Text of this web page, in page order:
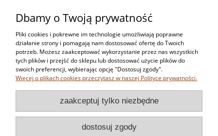
Zakupy
Pomoc
Moje konto
Informacje
Dbamy o Twoją prywatność
Pliki cookies i pokrewne im technologie umożliwiają poprawne
działanie strony i pomagają nam dostosować ofertę do Twoich
potrzeb. Możesz zaakceptować wykorzystanie przez nas wszystkich
tych plików i przejść do sklepu lub dostosować użycie plików do
swoich preferencji, wybierając opcję "Dostosuj zgody".
Więcej o plikach cookies przeczytasz w naszej Polityce prywatności.
zaakceptuj tylko niezbędne
dostosuj zgody